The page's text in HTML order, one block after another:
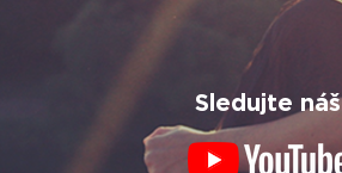
Sledujte náš